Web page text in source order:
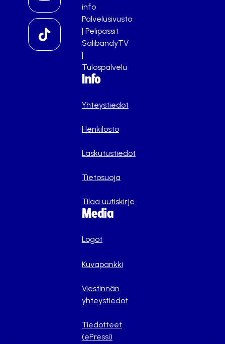
info
Palvelusivusto
| Pelipassit
SalibandyTV
|
Tulospalvelu
Info
Yhteystiedot
Henkilöstö
Laskutustiedot
Tietosuoja
Tilaa uutiskirje
Media
Logot
Kuvapankki
Viestinnän
yhteystiedot
Tiedotteet
(ePressi)